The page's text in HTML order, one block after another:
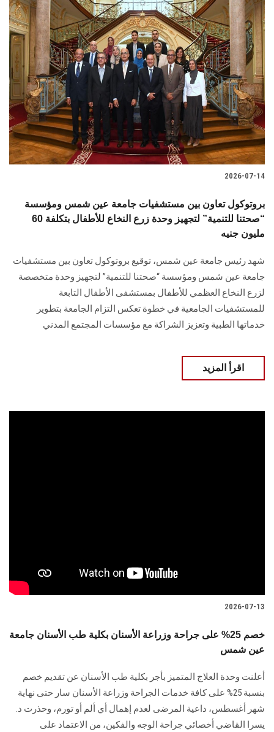
2026-07-14
بروتوكول تعاون بين مستشفيات جامعة عين شمس ومؤسسة
“صحتنا للتنمية” لتجهيز وحدة زرع النخاع للأطفال بتكلفة 60
مليون جنيه
شهد رئيس جامعة عين شمس، توقيع بروتوكول تعاون بين مستشفيات
جامعة عين شمس ومؤسسة “صحتنا للتنمية” لتجهيز وحدة متخصصة
لزرع النخاع العظمي للأطفال بمستشفى الأطفال التابعة
للمستشفيات الجامعية في خطوة تعكس التزام الجامعة بتطوير
خدماتها الطبية وتعزيز الشراكة مع مؤسسات المجتمع المدني
اقرأ المزيد
2026-07-13
خصم 25% على جراحة وزراعة الأسنان بكلية طب الأسنان جامعة
عين شمس
أعلنت وحدة العلاج المتميز بأجر بكلية طب الأسنان عن تقديم خصم
بنسبة 25% على كافة خدمات الجراحة وزراعة الأسنان سار حتى نهاية
شهر أغسطس، داعية المرضى لعدم إهمال أي ألم أو تورم، وحذرت د.
يسرا القاضي أخصائي جراحة الوجه والفكين، من الاعتماد على